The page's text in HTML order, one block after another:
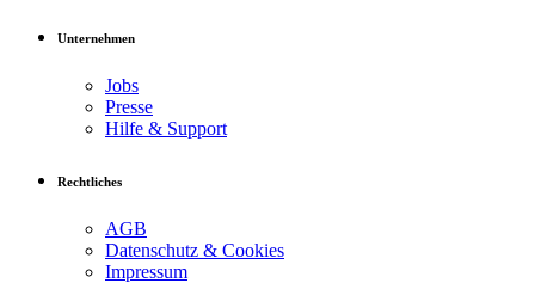
Unternehmen
Jobs
Presse
Hilfe & Support
Rechtliches
AGB
Datenschutz & Cookies
Impressum